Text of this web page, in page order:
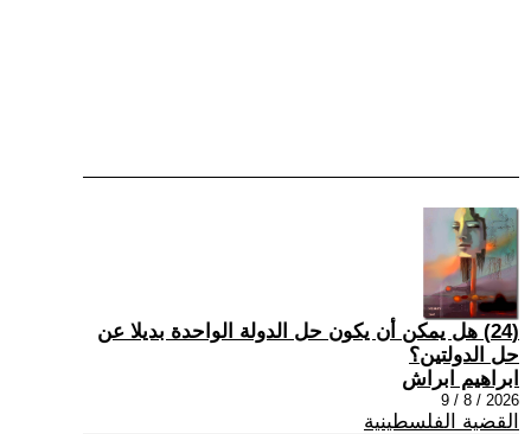
(24) هل يمكن أن يكون حل الدولة الواحدة بديلا عن
حل الدولتين؟
ابراهيم ابراش
2026 / 8 / 9
القضية الفلسطينية